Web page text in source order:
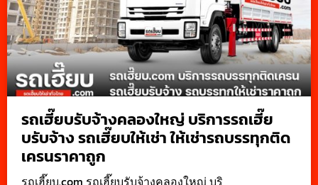
รถเฮี๊ยบรับจ้างคลองใหญ่ บริการรถเฮี๊ย
บรับจ้าง รถเฮี๊ยบให้เช่า ให้เช่ารถบรรทุกติด
เครนราคาถูก
รถเฮี๊ยบ.com รถเฮี๊ยบรับจ้างคลองใหญ่ บริ